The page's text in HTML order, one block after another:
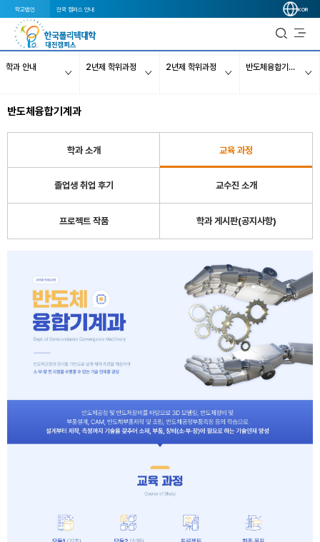
학교법인 전국 캠퍼스 안내 KOR
학과 안내 2년제 학위과정 2년제 학위과정 반도체융합기계과
반도체융합기계과
학과 소개 교육 과정
졸업생 취업 후기 교수진 소개
프로젝트 작품 학과 게시판(공지사항)